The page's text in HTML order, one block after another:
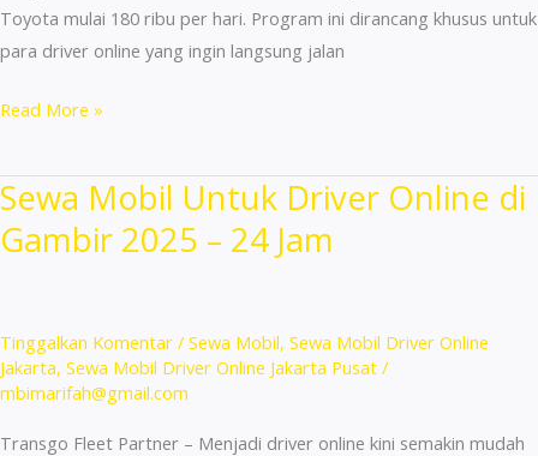
Toyota mulai 180 ribu per hari. Program ini dirancang khusus untuk
para driver online yang ingin langsung jalan
Sewa
Toyota
Untuk
Driver
180
Ribu
24
Read More »
Sewa Mobil Untuk Driver Online di
Gambir 2025 – 24 Jam
Tinggalkan Komentar / Sewa Mobil, Sewa Mobil Driver Online
Jakarta, Sewa Mobil Driver Online Jakarta Pusat /
mbimarifah@gmail.com
Transgo Fleet Partner – Menjadi driver online kini semakin mudah